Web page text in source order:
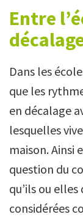
Entre
Dans les
que les
en décalage
lesquelles
maison. Ainsi
question du
qu’ils ou
considérées